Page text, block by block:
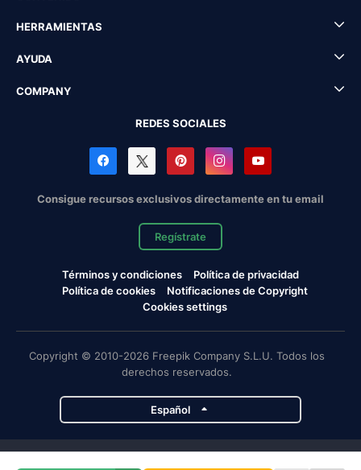
HERRAMIENTAS
AYUDA
COMPANY
REDES SOCIALES
Consigue recursos exclusivos directamente en tu email
Regístrate
Términos y condiciones
Política de privacidad
Política de cookies
Notificaciones de Copyright
Cookies settings
Copyright © 2010-2026 Freepik Company S.L.U. Todos los
derechos reservados.
Español